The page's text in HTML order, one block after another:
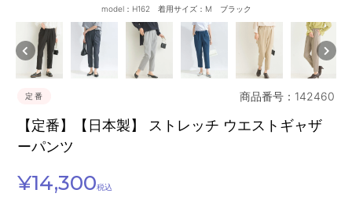
model：H162 着用サイズ：M ブラック
定番 商品番号：142460
【定番】【日本製】 ストレッチ ウエストギャザ
ーパンツ
¥14,300税込